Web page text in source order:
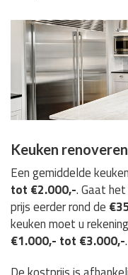
Keuken
Een gemiddelde
tot €2.000,-. Gaat
prijs eerder rond de
keuken moet u
€1.000,- tot €3.000,-.